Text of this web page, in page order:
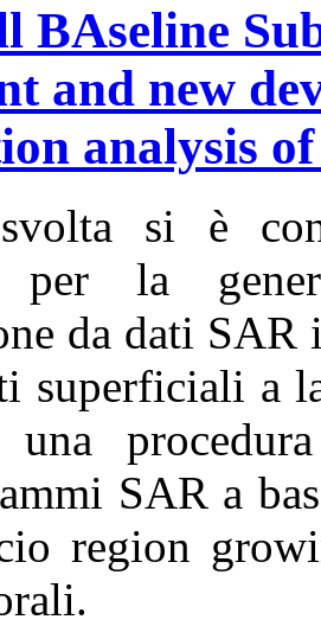
BAseline
and new
analysis
si è
per la
da dati
superficiali a
una
SAR a
region